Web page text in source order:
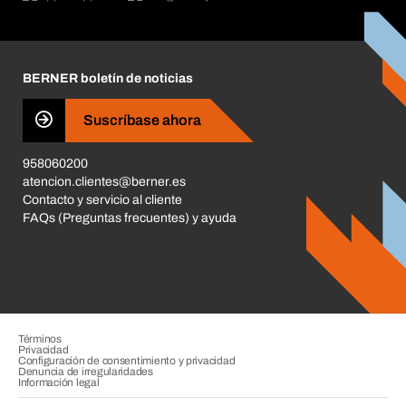
Tiendas BERNER
Business Conduct
BERNER boletín de noticias
Suscríbase ahora
958060200
atencion.clientes@berner.es
Contacto y servicio al cliente
FAQs (Preguntas frecuentes) y ayuda
Términos
Privacidad
Configuración de consentimiento y privacidad
Denuncia de irregularidades
Información legal